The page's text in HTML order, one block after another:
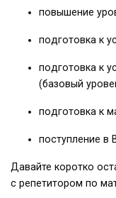
повышение
подготовка к
подготовка к
(базовый
подготовка к
поступление в
Давайте коротко
с репетитором по